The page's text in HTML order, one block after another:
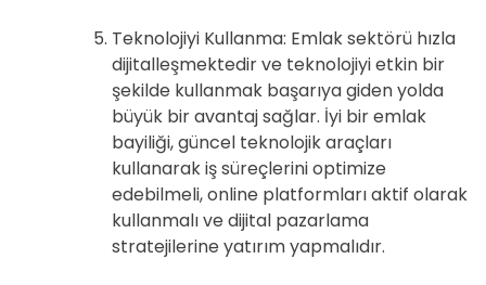
Teknolojiyi Kullanma: Emlak sektörü hızla
dijitalleşmektedir ve teknolojiyi etkin bir
şekilde kullanmak başarıya giden yolda
büyük bir avantaj sağlar. İyi bir emlak
bayiliği, güncel teknolojik araçları
kullanarak iş süreçlerini optimize
edebilmeli, online platformları aktif olarak
kullanmalı ve dijital pazarlama
stratejilerine yatırım yapmalıdır.